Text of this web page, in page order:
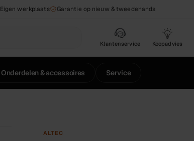
Eigen werkplaats Garantie op nieuw & tweedehands
Klantenservice Koopadvies
Onderdelen & accessoires Service
ALTEC